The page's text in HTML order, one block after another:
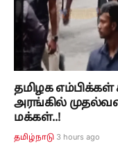
தமிழக
அரங்கில்
மக்கள்..!
தமிழ்நாடு 3 hours ago